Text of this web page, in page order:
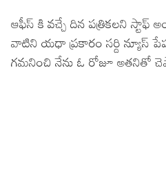
ఆఫీస్ కి వచ్చే దిన పత్రికలని
వాటిని యధా ప్రకారం సర్ది న్యూస్
గమనించి నేను ఓ రోజూ అతనితో